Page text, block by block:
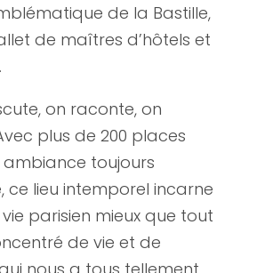
de la Bastille,
de maîtres d’hôtels et
on raconte, on
plus de 200 places
ambiance toujours
ce lieu intemporel incarne
parisien mieux que tout
de vie et de